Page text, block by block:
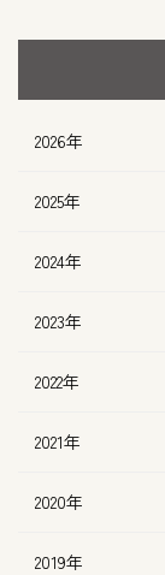
2026年
2025年
2024年
2023年
2022年
2021年
2020年
2019年